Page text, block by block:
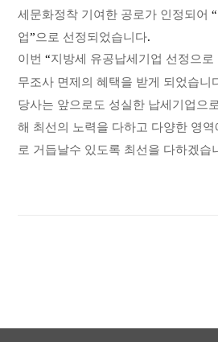
세문화정착 기여한 공로가 인정되어“
업”으로 선정되었습니다.
이번“지방세 유공납세기업 선정으로
무조사 면제의혜택을 받게 되었습니
당사는 앞으로도 성실한 납세기업으
해 최선의 노력을 다하고 다양한 영
로 거듭날수 있도록 최선을 다하겠습